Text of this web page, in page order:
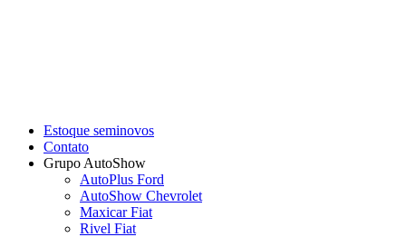
Estoque seminovos
Contato
Grupo AutoShow
AutoPlus Ford
AutoShow Chevrolet
Maxicar Fiat
Rivel Fiat